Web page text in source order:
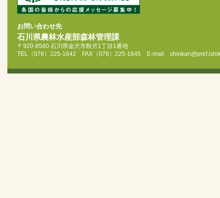
お問い合わせ先
石川県農林水産部森林管理課
〒920-8580 石川県金沢市鞍月1丁目1番地
TEL（076）225-1642 FAX（076）225-1645 E‐mail